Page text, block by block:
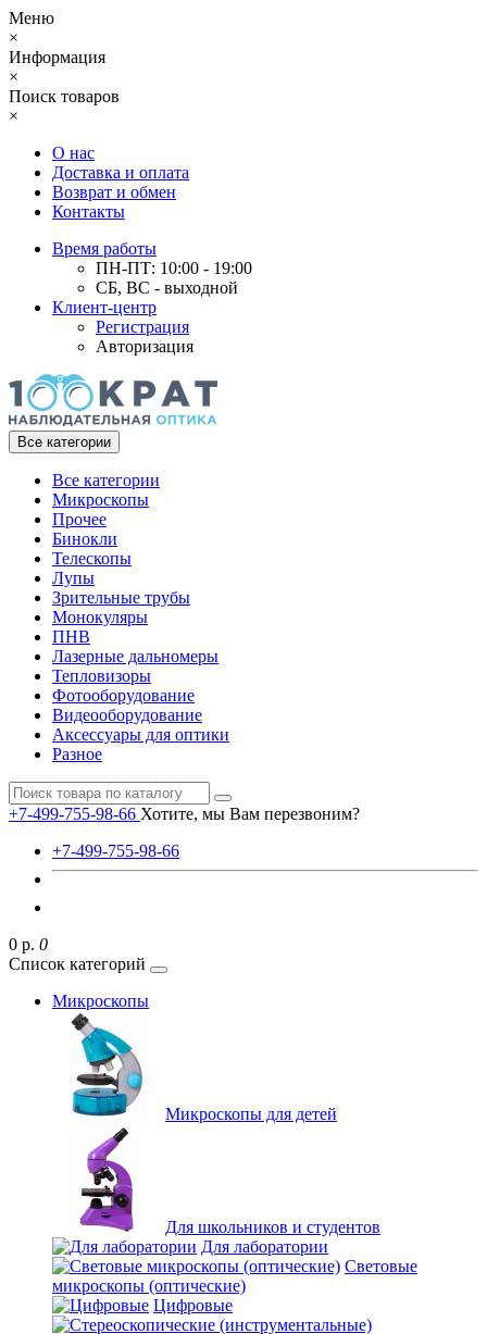
Меню
×
Информация
×
Поиск товаров
×
О нас
Доставка и оплата
Возврат и обмен
Контакты
Время работы
ПН-ПТ: 10:00 - 19:00
СБ, ВС - выходной
Клиент-центр
Регистрация
Авторизация
Все категории
Все категории
Микроскопы
Прочее
Бинокли
Телескопы
Лупы
Зрительные трубы
Монокуляры
ПНВ
Лазерные дальномеры
Тепловизоры
Фотооборудование
Видеооборудование
Аксессуары для оптики
Разное
+7-499-755-98-66 Хотите, мы Вам перезвоним?
+7-499-755-98-66
0 р. 0
Список категорий
Микроскопы
Микроскопы для детей
Для школьников и студентов
Для лаборатории
Световые
микроскопы (оптические)
Цифровые